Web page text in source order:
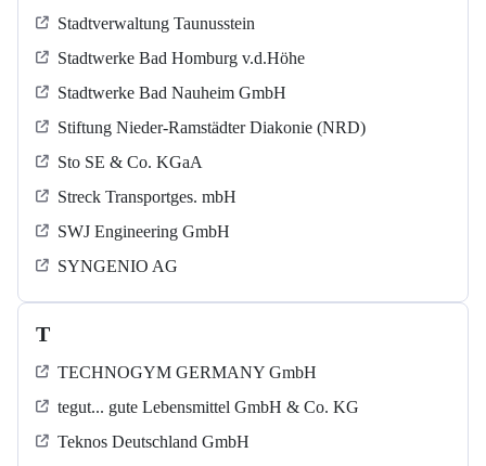
Stadtverwaltung Taunusstein
Stadtwerke Bad Homburg v.d.Höhe
Stadtwerke Bad Nauheim GmbH
Stiftung Nieder-Ramstädter Diakonie (NRD)
Sto SE & Co. KGaA
Streck Transportges. mbH
SWJ Engineering GmbH
SYNGENIO AG
T
TECHNOGYM GERMANY GmbH
tegut... gute Lebensmittel GmbH & Co. KG
Teknos Deutschland GmbH